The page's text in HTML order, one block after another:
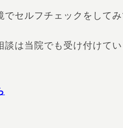
でセルフチェックをして
は当院でも受け付けて